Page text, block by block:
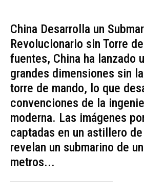
China Desarrolla un
Revolucionario sin Torre
fuentes, China ha lanzado
grandes dimensiones sin
torre de mando, lo que
convenciones de la
moderna. Las imágenes
captadas en un astillero de
revelan un submarino de
metros...